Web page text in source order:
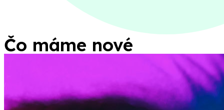
Čo máme nové